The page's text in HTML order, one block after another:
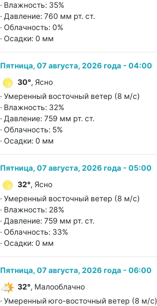
· Влажность: 35%
· Давление: 760 мм рт. ст.
· Облачность: 0%
· Осадки: 0 мм
Пятница, 07 августа, 2026 года - 04:00
30°, Ясно
· Умеренный восточный ветер (8 м/с)
· Влажность: 32%
· Давление: 759 мм рт. ст.
· Облачность: 5%
· Осадки: 0 мм
Пятница, 07 августа, 2026 года - 05:00
32°, Ясно
· Умеренный восточный ветер (8 м/с)
· Влажность: 28%
· Давление: 759 мм рт. ст.
· Облачность: 33%
· Осадки: 0 мм
Пятница, 07 августа, 2026 года - 06:00
32°, Малооблачно
· Умеренный юго-восточный ветер (8 м/с)